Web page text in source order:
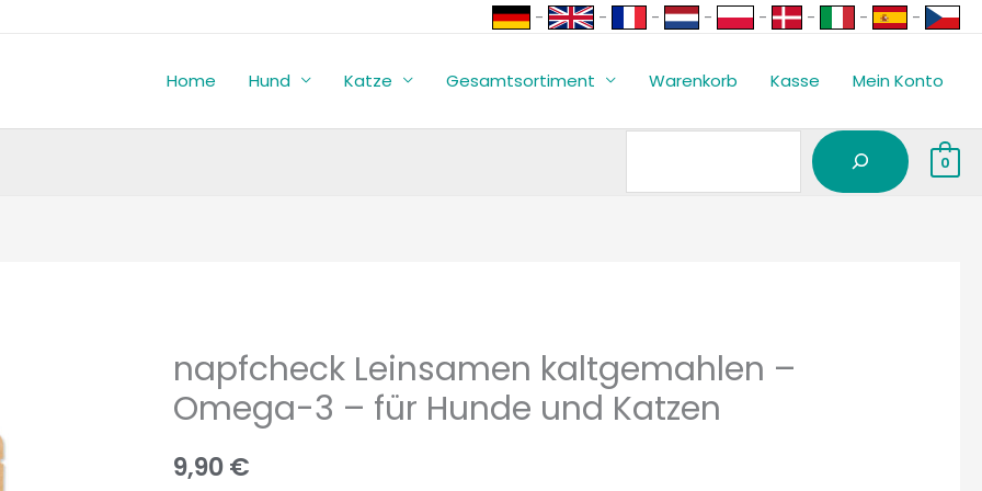
- - - - - - - -
Home Hund Katze Gesamtsortiment Warenkorb Kasse Mein Konto
Suchen
0
napfcheck Leinsamen kaltgemahlen –
Omega-3 – für Hunde und Katzen
9,90€
napfcheck
Leinsamen
kaltgemahlen
-
Omega-